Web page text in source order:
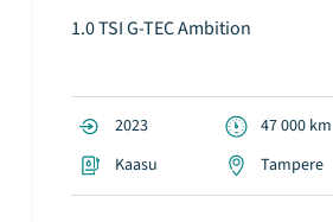
1.0 TSI G-TEC Ambition
2023
47 000 km
Kaasu
Tampere